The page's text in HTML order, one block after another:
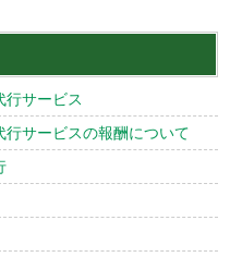
行サービス
サービスの報酬について